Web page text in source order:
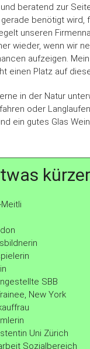
beratend zur
benötigt wird,
unseren
wieder, wenn wir
aufzeigen.
einen Platz auf
in der Natur
oder
ein gutes Glas
kürzer
SBB
New York
Uni Zürich
Sozialbereich